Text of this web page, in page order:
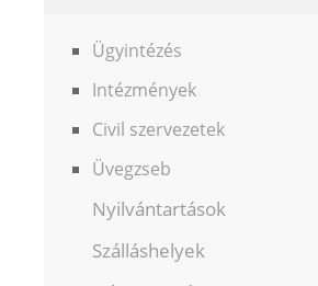
Ügyintézés
Intézmények
Civil szervezetek
Üvegzseb
Nyilvántartások
Szálláshelyek